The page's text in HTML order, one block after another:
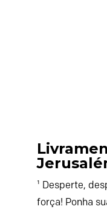
¹ Desperte,
força! Ponha